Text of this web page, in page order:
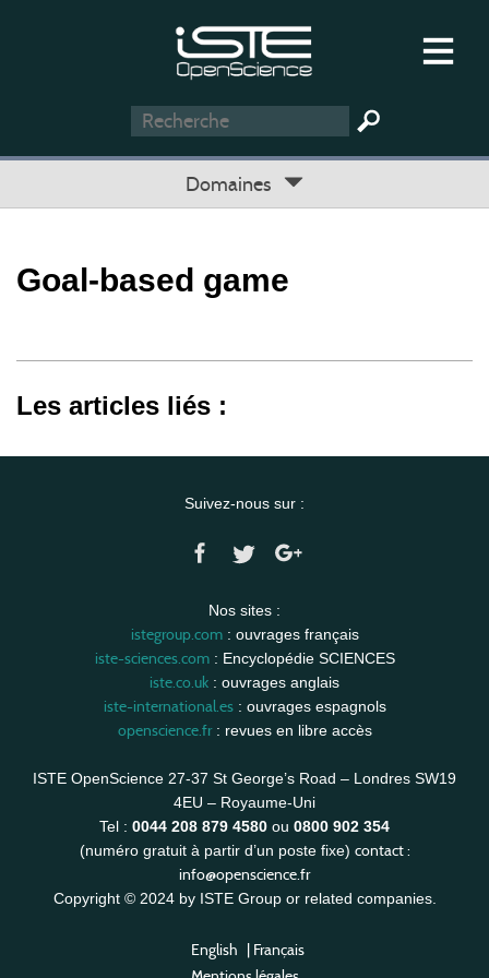
Domaines
Goal-based game
Les articles liés :
Suivez-nous sur :
Nos sites :
istegroup.com: ouvrages français
iste-sciences.com: Encyclopédie SCIENCES
iste.co.uk : ouvrages anglais
iste-international.es: ouvrages espagnols
openscience.fr: revues en libre accès
ISTE OpenScience 27-37 St George’s Road – Londres SW19
4EU – Royaume-Uni
Tel : 0044 208 879 4580 ou 0800 902 354
(numéro gratuit à partir d’un poste fixe) contact :
info@openscience.fr
Copyright © 2024 by ISTE Group or related companies.
English | Français